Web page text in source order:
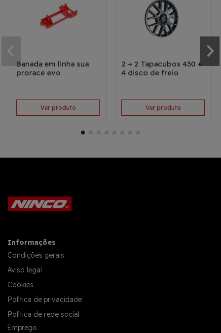
Banada em linha sua
prorace evo
Ver produto
2 + 2 Tapacubos 430 +
4 disco de freio
Ver produto
Informações
Condições gerais
Aviso legal
Cookies
Política de privacidade
Política de rede social
Emprego